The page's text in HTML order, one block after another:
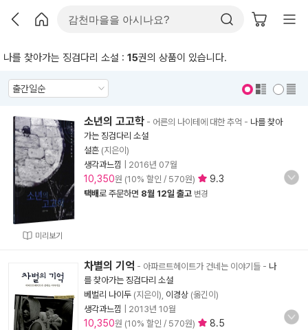
나를 찾아가는 징검다리 소설 : 15권의 상품이 있습니다.
미리보기
소년의 고고학 - 어른의 나이테에 대한 추억 - 나를 찾아
가는 징검다리 소설
설흔 (지은이)
생각과느낌
2016년 07월
10,350원 (10% 할인 / 570원) 9.3
택배로 주문하면 8월 12일 출고 변경
차별의 기억 - 아파르트헤이트가 건네는 이야기들 - 나
를 찾아가는 징검다리 소설
베벌리 나이두 (지은이), 이경상 (옮긴이)
생각과느낌
2013년 10월
10,350원 (10% 할인 / 570원)
8.5